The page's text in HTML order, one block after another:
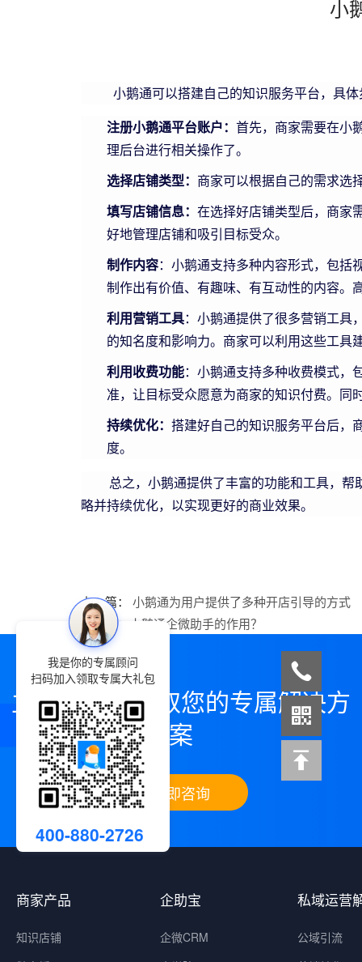
小
小鹅通可以搭建自己的知识服务平台，具体
注册小鹅通平台账户： 首先，商家需要在小
理后台进行相关操作了。
选择店铺类型： 商家可以根据自己的需求选
填写店铺信息： 在选择好店铺类型后，商家
好地管理店铺和吸引目标受众。
制作内容：小鹅通支持多种内容形式，包括
制作出有价值、有趣味、有互动性的内容。
利用营销工具：小鹅通提供了很多营销工具
的知名度和影响力。商家可以利用这些工具
利用收费功能：小鹅通支持多种收费模式，
准，让目标受众愿意为商家的知识付费。同
持续优化： 搭建好自己的知识服务平台后，
度。
总之，小鹅通提供了丰富的功能和工具，帮
略并持续优化，以实现更好的商业效果。
上一篇：
小鹅通为用户提供了多种开店引导的方式
下一篇：
小鹅通企微助手的作用？
立即咨询，领取您的专属解决方
案
立即咨询
商家产品
知识店铺
企助宝
企微CRM
私域运营
公域引流
我是你的专属顾问
扫码加入领取专属大礼包
400-880-2726